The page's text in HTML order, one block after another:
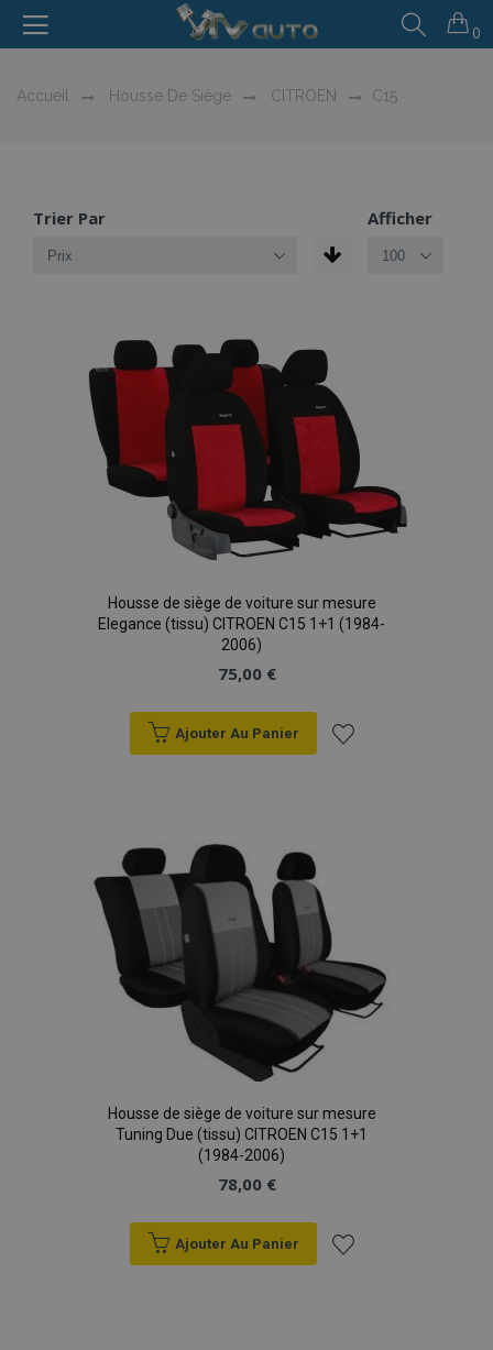
0
Accueil Housse De Siège CITROEN C15
Trier Par Afficher
Housse de siège de voiture sur mesure
Elegance (tissu) CITROEN C15 1+1 (1984-
2006)
75,00 €
Ajouter Au Panier
d'achats
Housse de siège de voiture sur mesure
Tuning Due (tissu) CITROEN C15 1+1
(1984-2006)
78,00 €
Ajouter Au Panier